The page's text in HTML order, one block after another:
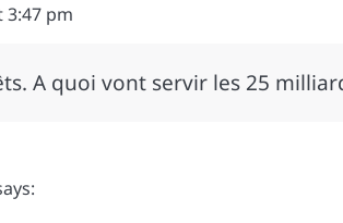
3:47 pm
A quoi vont servir les 25